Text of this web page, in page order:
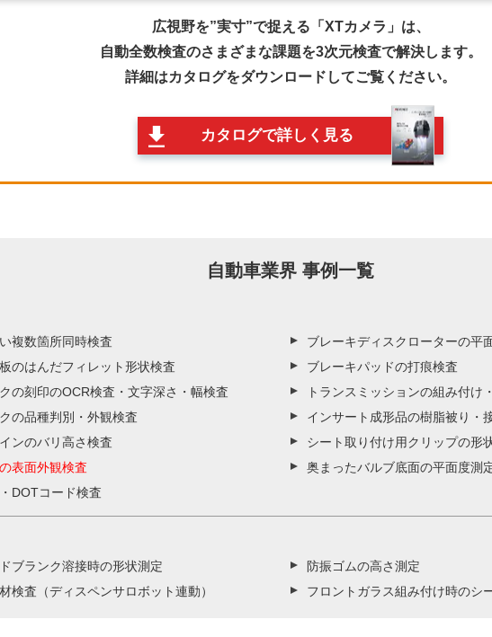
広視野を”実寸”で捉える「XTカメラ」は、
自動全数検査のさまざまな課題を3次元検査で解決します。
詳細はカタログをダウンロードしてご覧ください。
カタログで詳しく見る
自動車業界 事例一覧
複数箇所同時検査
ブレーキディスクローターの平
のはんだフィレット形状検査
ブレーキパッドの打痕検査
の刻印のOCR検査・文字深さ・幅検査
トランスミッションの組み付け
の品種判別・外観検査
インサート成形品の樹脂被り・
ンのバリ高さ検査
シート取り付け用クリップの形
表面外観検査
奥まったバルブ底面の平面度測
DOTコード検査
ブランク溶接時の形状測定
防振ゴムの高さ測定
検査（ディスペンサロボット連動）
フロントガラス組み付け時のシ